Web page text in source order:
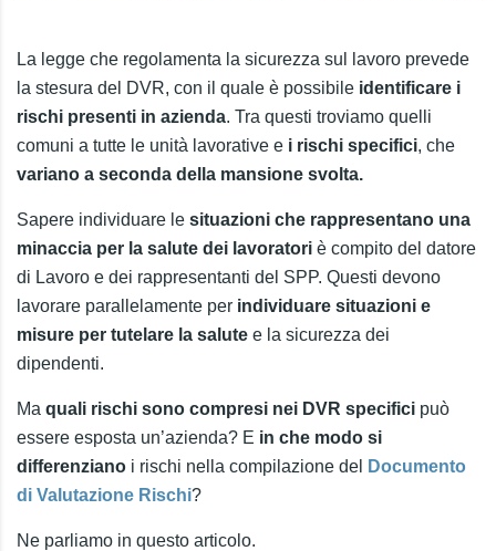
La legge che regolamenta la sicurezza sul lavoro prevede
la stesura del DVR, con il quale è possibile identificare i
rischi presenti in azienda. Tra questi troviamo quelli
comuni a tutte le unità lavorative e i rischi specifici, che
variano a seconda della mansione svolta.
Sapere individuare le situazioni che rappresentano una
minaccia per la salute dei lavoratori è compito del datore
di Lavoro e dei rappresentanti del SPP. Questi devono
lavorare parallelamente per individuare situazioni e
misure per tutelare la salute e la sicurezza dei
dipendenti.
Ma quali rischi sono compresi nei DVR specifici può
essere esposta un’azienda? E in che modo si
differenziano i rischi nella compilazione del
Documento
di Valutazione Rischi?
Ne parliamo in questo articolo.